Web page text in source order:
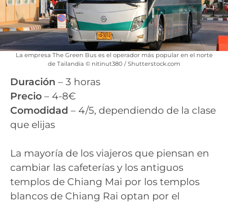
La empresa The Green Bus es el operador más popular en el norte
de Tailandia © nitinut380 / Shutterstock.com
Duración – 3 horas
Precio – 4-8€
Comodidad – 4/5, dependiendo de la clase
que elijas
La mayoría de los viajeros que piensan en
cambiar las cafeterías y los antiguos
templos de Chiang Mai por los templos
blancos de Chiang Rai optan por el